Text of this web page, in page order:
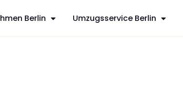
Berlin Umzugsservice Berlin